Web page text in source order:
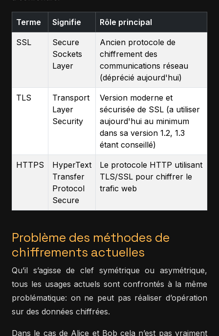
Terme Signifie Rôle principal
SSL
Secure
Sockets
Layer
Ancien protocole de
chiffrement des
communications réseau
(déprécié aujourd'hui)
TLS
Transport
Layer
Security
Version moderne et
sécurisée de SSL (a utiliser
aujourd'hui au minimum
dans sa version 1.2, 1.3
étant conseillé)
HTTPS
HyperText
Transfer
Protocol
Secure
Le protocole HTTP utilisant
TLS/SSL pour chiffrer le
trafic web
Problème des méthodes de
chiffrements actuelles
Qu’il s’agisse de clef symétrique ou asymétrique,
tous les usages actuels sont confrontés à la même
problématique: on ne peut pas réaliser d’opération
sur des données chiffrées.
Dans le cas de Alice et Bob cela n’est pas vraiment